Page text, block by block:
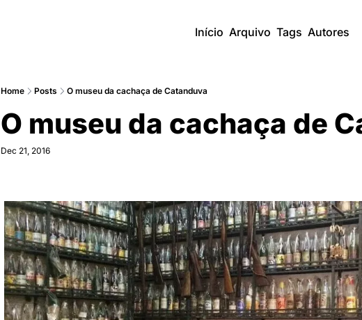
Início Arquivo Tags Autores
Home Posts O museu da cachaça de Catanduva
O museu da cachaça de
Dec 21, 2016